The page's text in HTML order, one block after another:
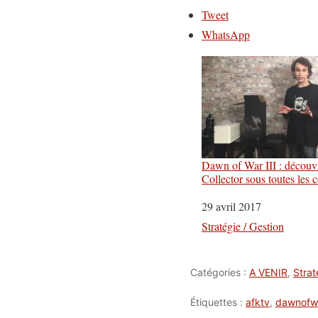
Tweet
WhatsApp
Dawn of War III :
Collector sous toutes les
Date
29 avril 2017
Par rapport à
Stratégie / Gestion
Catégories : A VENIR,
Étiquettes : afktv,